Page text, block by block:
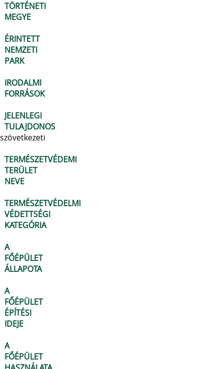
TÖRTÉNETI
MEGYE
ÉRINTETT
NEMZETI
PARK
IRODALMI
FORRÁSOK
JELENLEGI
TULAJDONOS
szövetkezeti
TERMÉSZETVÉDEMI
TERÜLET
NEVE
TERMÉSZETVÉDELMI
VÉDETTSÉGI
KATEGÓRIA
A
FŐÉPÜLET
ÁLLAPOTA
A
FŐÉPÜLET
ÉPÍTÉSI
IDEJE
A
FŐÉPÜLET